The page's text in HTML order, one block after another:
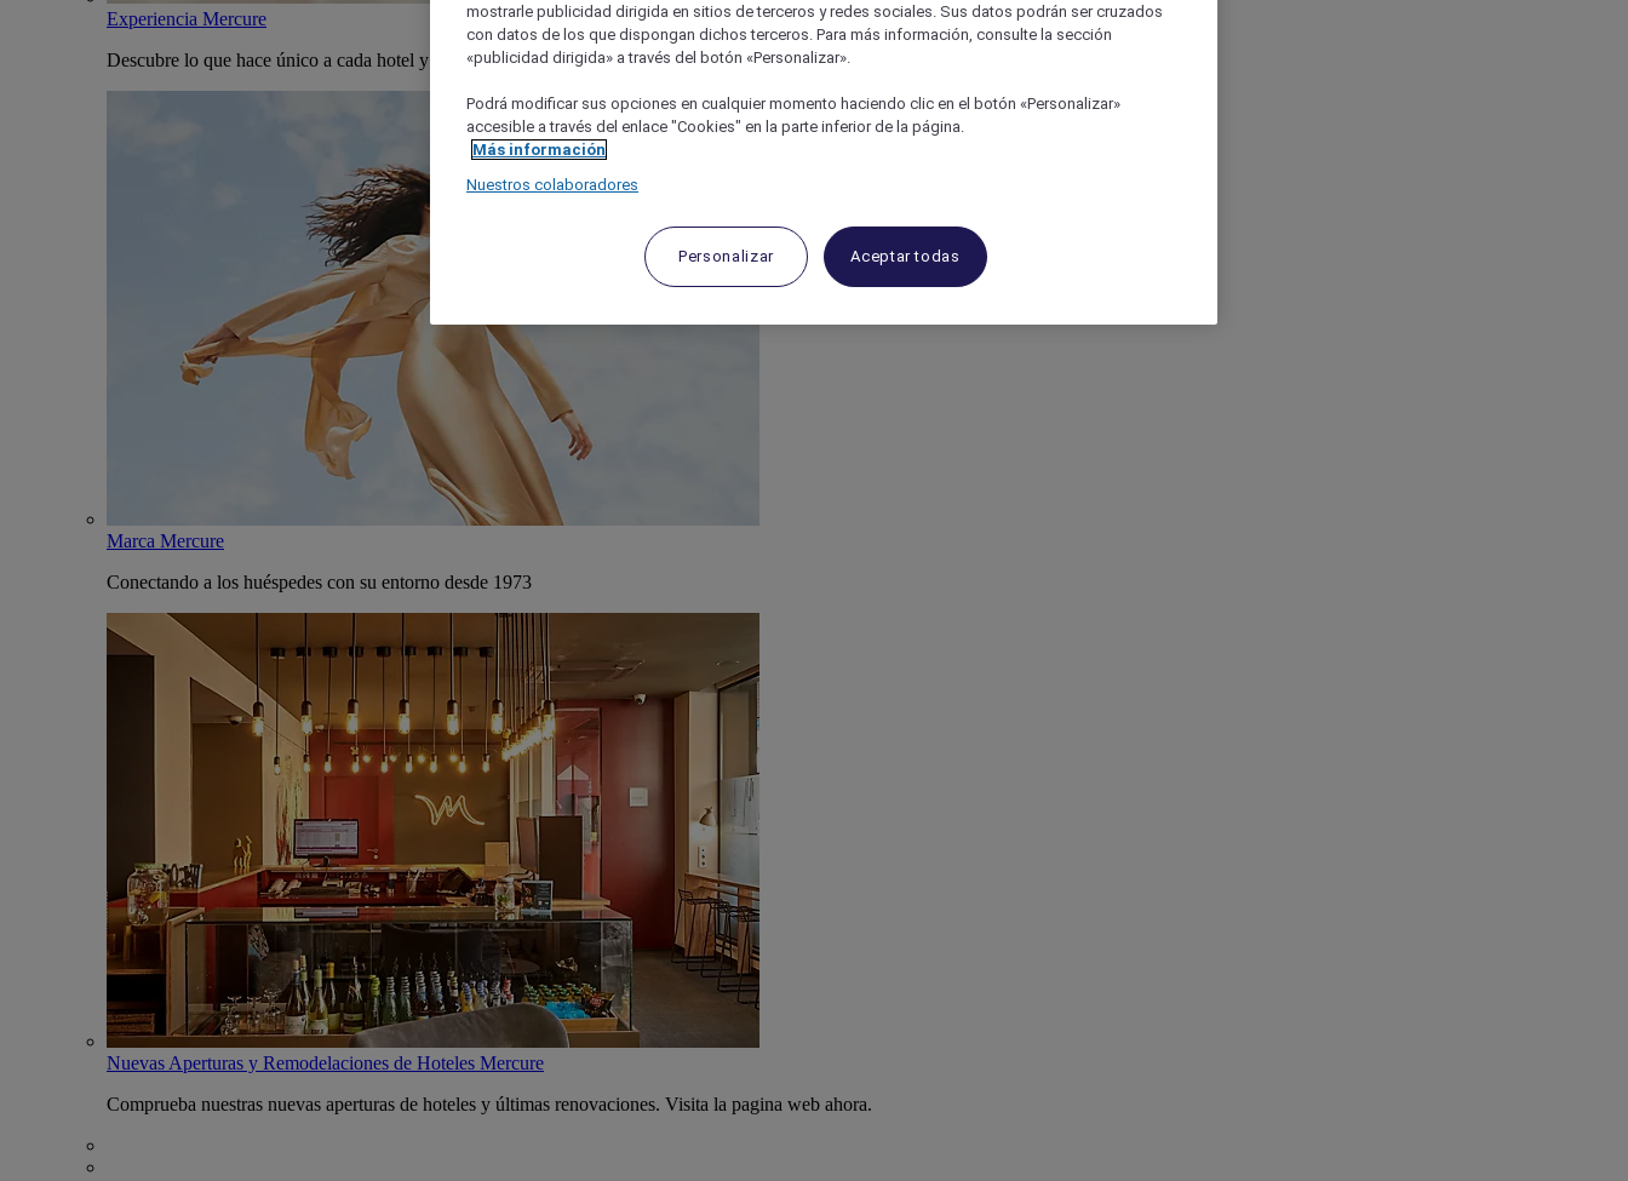
Experiencia Mercure
Descubre lo que hace único a cada hotel y estancia Mercure
Marca Mercure
Conectando a los huéspedes con su entorno desde 1973
Nuevas Aperturas y Remodelaciones de Hoteles Mercure
Comprueba nuestras nuevas aperturas de hoteles y últimas renovaciones. Visita la pagina web ahora.
mostrarle publicidad dirigida en sitios de terceros y redes sociales. Sus datos podrán ser cruzados
con datos de los que dispongan dichos terceros. Para más información, consulte la sección
«publicidad dirigida» a través del botón «Personalizar».
Podrá modificar sus opciones en cualquier momento haciendo clic en el botón «Personalizar»
accesible a través del enlace "Cookies" en la parte inferior de la página.
Más información
Nuestros colaboradores
Personalizar Aceptar todas